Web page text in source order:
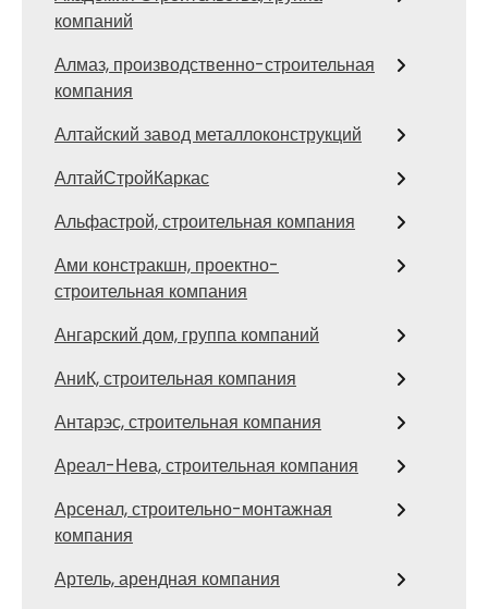
компаний
Алмаз, производственно-строительная
компания
Алтайский завод металлоконструкций
АлтайСтройКаркас
Альфастрой, строительная компания
Ами констракшн, проектно-
строительная компания
Ангарский дом, группа компаний
АниК, строительная компания
Антарэс, строительная компания
Ареал-Нева, строительная компания
Арсенал, строительно-монтажная
компания
Артель, арендная компания